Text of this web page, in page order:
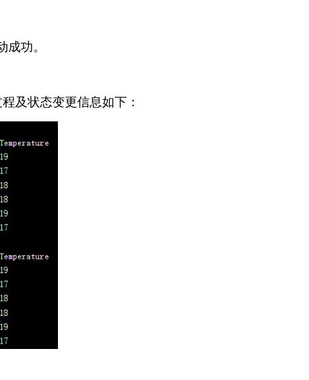
功。
及状态变更信息如下：